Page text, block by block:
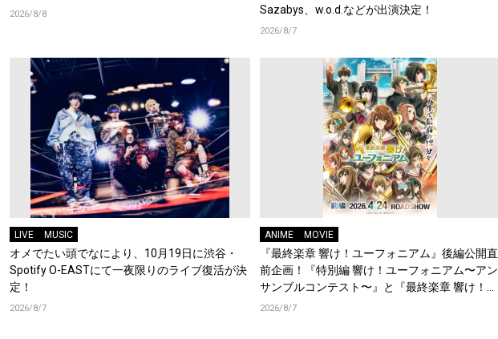
2026/8/8
Sazabys、w.o.d.などが出演決定！
2026/8/7
LIVE MUSIC
オメでたい頭でなにより、10月19日に渋谷・
Spotify O-EASTにて一夜限りのライブ復活が決
定！
2026/8/7
ANIME MOVIE
『最終楽章 響け！ユーフォニアム』後編公開直
前企画！『特別編 響け！ユーフォニアム〜アン
サンブルコンテスト〜』と『最終楽章 響け！ユ
ーフォニアム』前編の一挙上映が決定！
2026/8/7